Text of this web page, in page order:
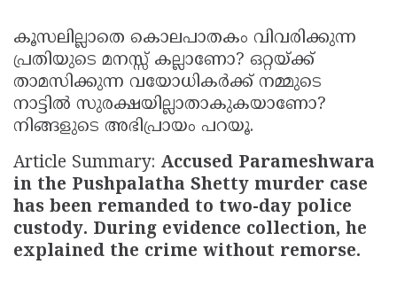
കൂസലില്ലാതെ കൊലപാതകം വിവരിക്കുന്ന
പ്രതിയുടെ മനസ്സ് കല്ലാണോ? ഒറ്റയ്ക്ക്
താമസിക്കുന്ന വയോധികർക്ക് നമ്മുടെ
നാട്ടിൽ സുരക്ഷയില്ലാതാകുകയാണോ?
നിങ്ങളുടെ അഭിപ്രായം പറയൂ.
Article Summary: Accused Parameshwara
in the Pushpalatha Shetty murder case
has been remanded to two-day police
custody. During evidence collection, he
explained the crime without remorse.